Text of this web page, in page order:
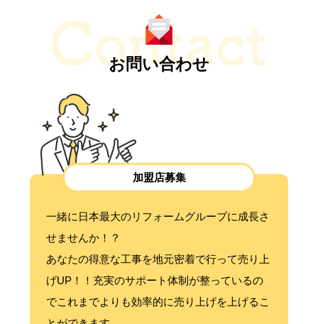
お問い合わせ
加盟店募集
一緒に日本最大のリフォームグループに成長さ
せませんか！？
あなたの得意な工事を地元密着で行って売り上
げUP！！充実のサポート体制が整っているの
でこれまでよりも効率的に売り上げを上げるこ